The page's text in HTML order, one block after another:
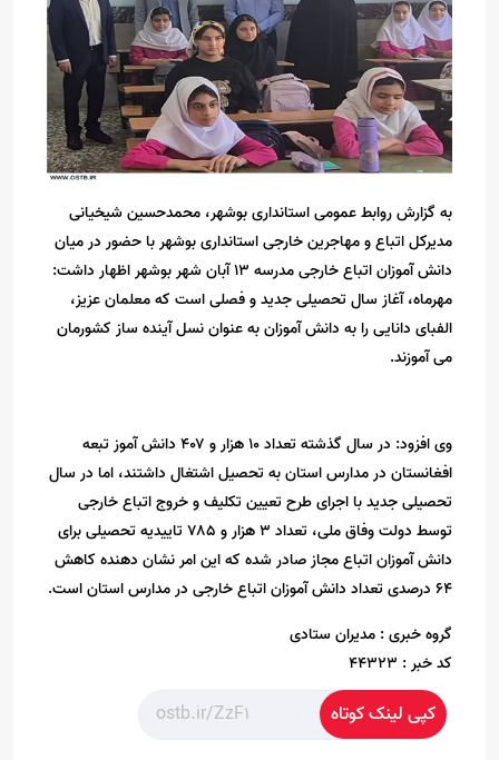
به گزارش روابط عمومی استانداری بوشهر، محمدحسین شیخیانی
مدیرکل اتباع و مهاجرین خارجی استانداری بوشهر با حضور در میان
دانش آموزان اتباع خارجی مدرسه ۱۳ آبان شهر بوشهر اظهار داشت:
مهرماه، آغاز سال تحصیلی جدید و فصلی است که معلمان عزیز،
الفبای دانایی را به دانش آموزان به عنوان نسل آینده ساز کشورمان
می آموزند.
وی افزود: در سال گذشته تعداد ۱۰ هزار و ۴۰۷ دانش آموز تبعه
افغانستان در مدارس استان به تحصیل اشتغال داشتند، اما در سال
تحصیلی جدید با اجرای طرح تعیین تکلیف و خروج اتباع خارجی
توسط دولت وفاق ملی، تعداد ۳ هزار و ۷۸۵ تاییدیه تحصیلی برای
دانش آموزان اتباع مجاز صادر شده که این امر نشان دهنده کاهش
۶۴ درصدی تعداد دانش آموزان اتباع خارجی در مدارس استان است.
گروه خبری : مدیران ستادی
کد خبر : 44323
کپی لینک کوتاه